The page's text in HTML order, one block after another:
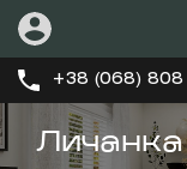
+38 (068)
Личанка